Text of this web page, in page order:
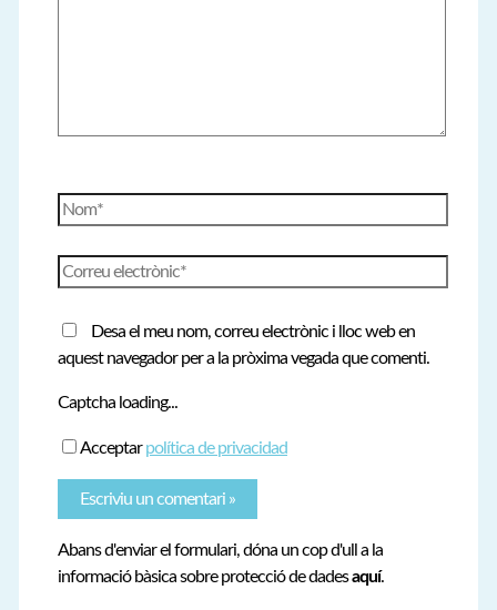
Nom*
Correu
electrònic*
Desa el meu nom, correu electrònic i lloc web en
aquest navegador per a la pròxima vegada que comenti.
Captcha loading...
Acceptarpolítica de privacidad
Abans d'enviar el formulari, dóna un cop d'ull a la
informació bàsica sobre protecció de dadesaquí.